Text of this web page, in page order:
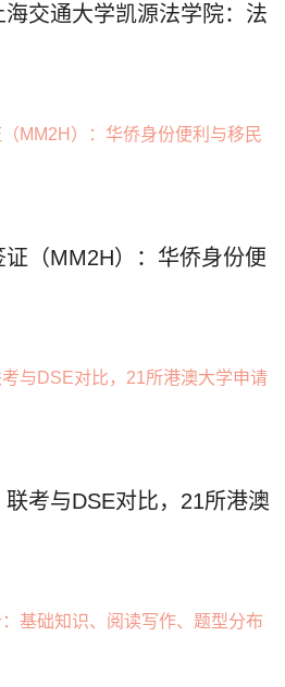
交通大学凯源法学院：法
（MM2H）：华侨身份便
考与DSE对比，21所港澳